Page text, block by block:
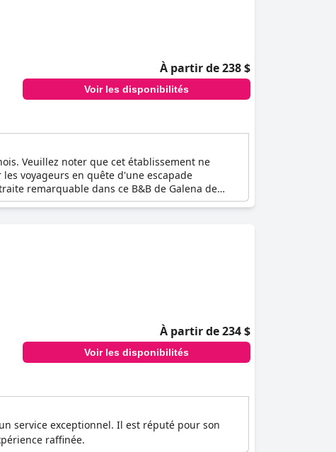
À partir de 238 $
Voir les disponibilités
Veuillez noter que cet établissement ne
voyageurs en quête d'une escapade
remarquable dans ce B&B de Galena de
le luxe de cette auberge historique. Savourez
À partir de 234 $
Voir les disponibilités
service exceptionnel. Il est réputé pour son
raffinée.